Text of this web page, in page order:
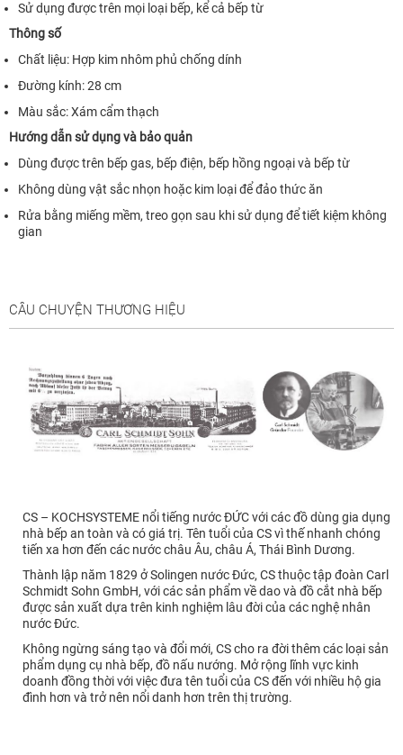
Sử dụng được trên mọi loại bếp, kể cả bếp từ
Thông số
Chất liệu: Hợp kim nhôm phủ chống dính
Đường kính: 28 cm
Màu sắc: Xám cẩm thạch
Hướng dẫn sử dụng và bảo quản
Dùng được trên bếp gas, bếp điện, bếp hồng ngoại và bếp từ
Không dùng vật sắc nhọn hoặc kim loại để đảo thức ăn
Rửa bằng miếng mềm, treo gọn sau khi sử dụng để tiết kiệm không
gian
CÂU CHUYỆN THƯƠNG HIỆU
CS – KOCHSYSTEME nổi tiếng nước ĐỨC với các đồ dùng gia dụng
nhà bếp an toàn và có giá trị. Tên tuổi của CS vì thế nhanh chóng
tiến xa hơn đến các nước châu Âu, châu Á, Thái Bình Dương.
Thành lập năm 1829 ở Solingen nước Đức, CS thuộc tập đoàn Carl
Schmidt Sohn GmbH, với các sản phẩm về dao và đồ cắt nhà bếp
được sản xuất dựa trên kinh nghiệm lâu đời của các nghệ nhân
nước Đức.
Không ngừng sáng tạo và đổi mới, CS cho ra đời thêm các loại sản
phẩm dụng cụ nhà bếp, đồ nấu nướng. Mở rộng lĩnh vực kinh
doanh đồng thời với việc đưa tên tuổi của CS đến với nhiều hộ gia
đình hơn và trở nên nổi danh hơn trên thị trường.